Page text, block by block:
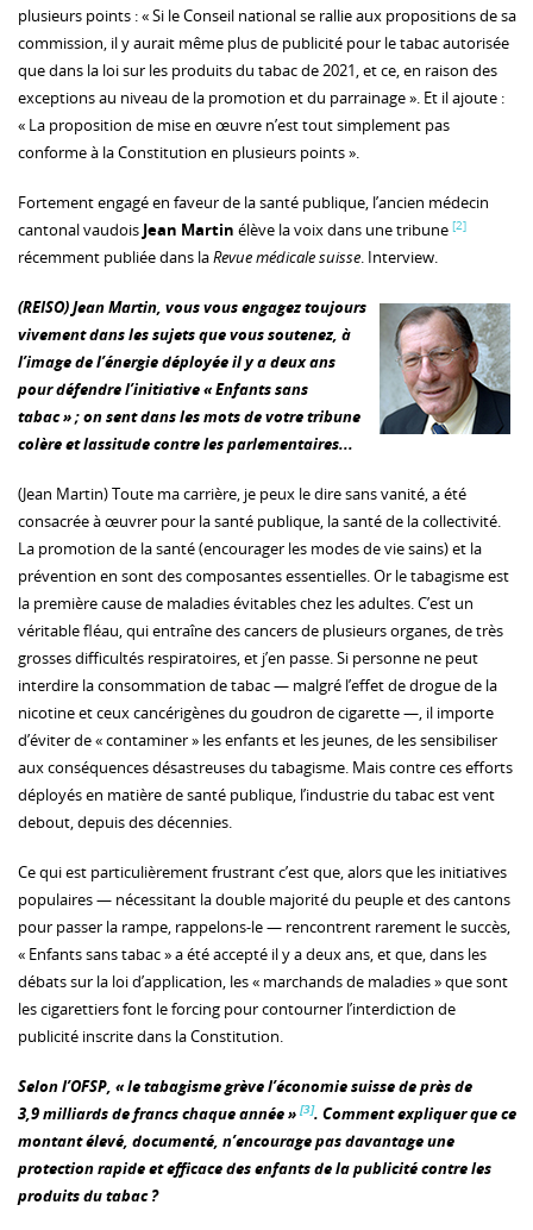
plusieurs points : « Si le Conseil national se rallie aux propositions de sa
commission, il y aurait même plus de publicité pour le tabac autorisée
que dans la loi sur les produits du tabac de 2021, et ce, en raison des
exceptions au niveau de la promotion et du parrainage ». Et il ajoute :
« La proposition de mise en œuvre n’est tout simplement pas
conforme à la Constitution en plusieurs points ».
Fortement engagé en faveur de la santé publique, l’ancien médecin
cantonal vaudois Jean Martin élève la voix dans une tribune [2]
récemment publiée dans laRevue médicale suisse. Interview.
(REISO) Jean Martin, vous vous engagez toujours
vivement dans les sujets que vous soutenez, à
l’image de l’énergie déployée il y a deux ans
pour défendre l’initiative « Enfants sans
tabac » ; on sent dans les mots de votre tribune
colère et lassitude contre les parlementaires...
(Jean Martin) Toute ma carrière, je peux le dire sans vanité, a été
consacrée à œuvrer pour la santé publique, la santé de la collectivité.
La promotion de la santé (encourager les modes de vie sains) et la
prévention en sont des composantes essentielles. Or le tabagisme est
la première cause de maladies évitables chez les adultes. C’est un
véritable fléau, qui entraîne des cancers de plusieurs organes, de très
grosses difficultés respiratoires, et j’en passe. Si personne ne peut
interdire la consommation de tabac — malgré l’effet de drogue de la
nicotine et ceux cancérigènes du goudron de cigarette —, il importe
d’éviter de « contaminer » les enfants et les jeunes, de les sensibiliser
aux conséquences désastreuses du tabagisme. Mais contre ces efforts
déployés en matière de santé publique, l’industrie du tabac est vent
debout, depuis des décennies.
Ce qui est particulièrement frustrant c’est que, alors que les initiatives
populaires — nécessitant la double majorité du peuple et des cantons
pour passer la rampe, rappelons-le — rencontrent rarement le succès,
« Enfants sans tabac » a été accepté il y a deux ans, et que, dans les
débats sur la loi d’application, les « marchands de maladies » que sont
les cigarettiers font le forcing pour contourner l’interdiction de
publicité inscrite dans la Constitution.
Selon l’OFSP, « le tabagisme grève l’économie suisse de près de
3,9 milliards de francs chaque année » [3]. Comment expliquer que ce
montant élevé, documenté, n’encourage pas davantage une
protection rapide et efficace des enfants de la publicité contre les
produits du tabac ?